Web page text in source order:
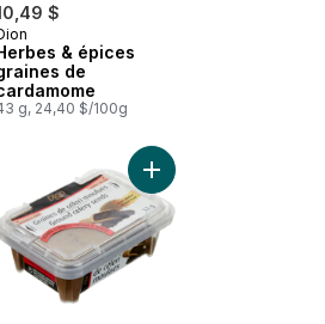
$
& épices
de
g, 24,40 $/100g
de moutarde biologique au
Ajouter Herbes &